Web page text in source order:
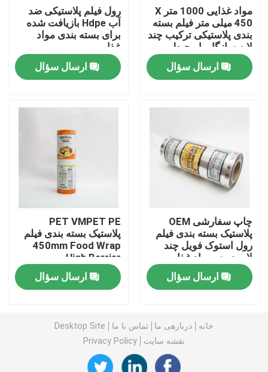
همه موارد
کیسه های بسته بندی مواد غذایی
کیسه بسته بندی غذای حیوانات خانگی
کیسه ایستاده
بسته بندی مواد غذایی کیسه ای قابل بازیافت
فیلم ترموفرمینگ
فیلم درب چاپ شده
فیلم بسته بندی پلاستیکی
مواد غذایی 1000 متر X
450 میلی متر فیلم بسته
بندی پلاستیکی ترکیب چند
لایه سازگار با محیط
زیست
ارسال سؤال
رول فیلم پلاستیکی ضد
آب Hdpe بازیافت شده
برای بسته بندی مواد
غذایی
ارسال سؤال
چاپ سفارشی OEM
پلاستیک بسته بندی فیلم
رول استوک فویل چند
لایه درجه مواد غذایی
ارسال سؤال
PET VMPET PE
پلاستیک بسته بندی فیلم
450mm Food Wrap
High Barrier
ارسال سؤال
خانه دربارهی ما تماس با ما
Desktop Site
نقشه سایت
Privacy Policy